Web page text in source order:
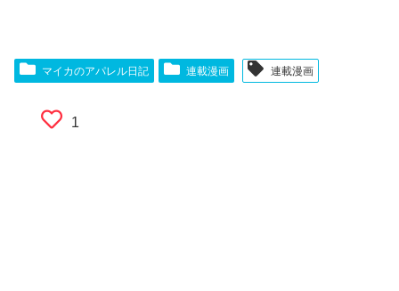
マイカのアパレル日記 連載漫画 連載漫画
1